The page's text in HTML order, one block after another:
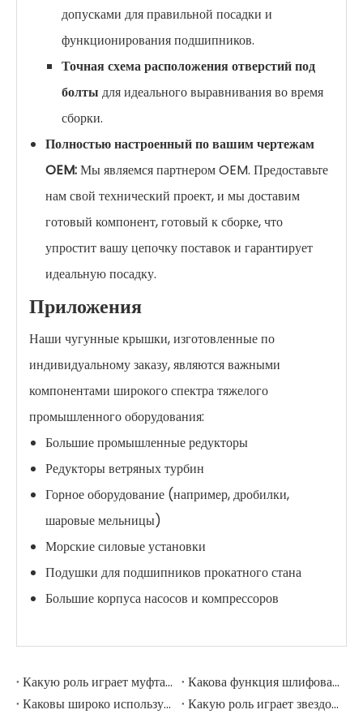
допусками для правильной посадки и
функционирования подшипников.
Точная схема расположения отверстий под
болты для идеального выравнивания во время
сборки.
Полностью настроенный по вашим чертежам
OEM:Мы являемся партнером OEM. Предоставьте
нам свой технический проект, и мы доставим
готовый компонент, готовый к сборке, что
упростит вашу цепочку поставок и гарантирует
идеальную посадку.
Приложения
Наши чугунные крышки, изготовленные по
индивидуальному заказу, являются важными
компонентами широкого спектра тяжелого
промышленного оборудования:
Большие промышленные редукторы
Редукторы ветряных турбин
Горное оборудование (например, дробилки,
шаровые мельницы)
Морские силовые установки
Подушки для подшипников прокатного стана
Большие корпуса насосов и компрессоров
Какую роль играет муфта в шлифовальной мельнице?
Какова функция шлифовальных рулонов в мельнице шлифовации?
Каковы широко используемые аксессуары в шлифовальной мельнице?
Какую роль играет звездочка в горнодобывающем экскаваторе?